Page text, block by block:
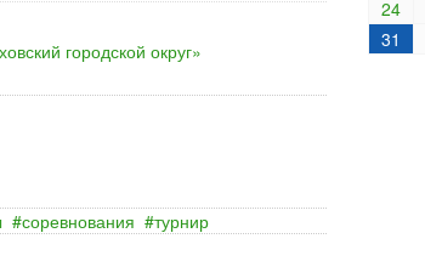
городской округ»
соревнования турнир
24
31